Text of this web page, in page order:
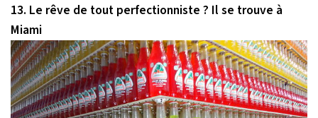
13. Le rêve de tout perfectionniste ? Il se trouve à
Miami